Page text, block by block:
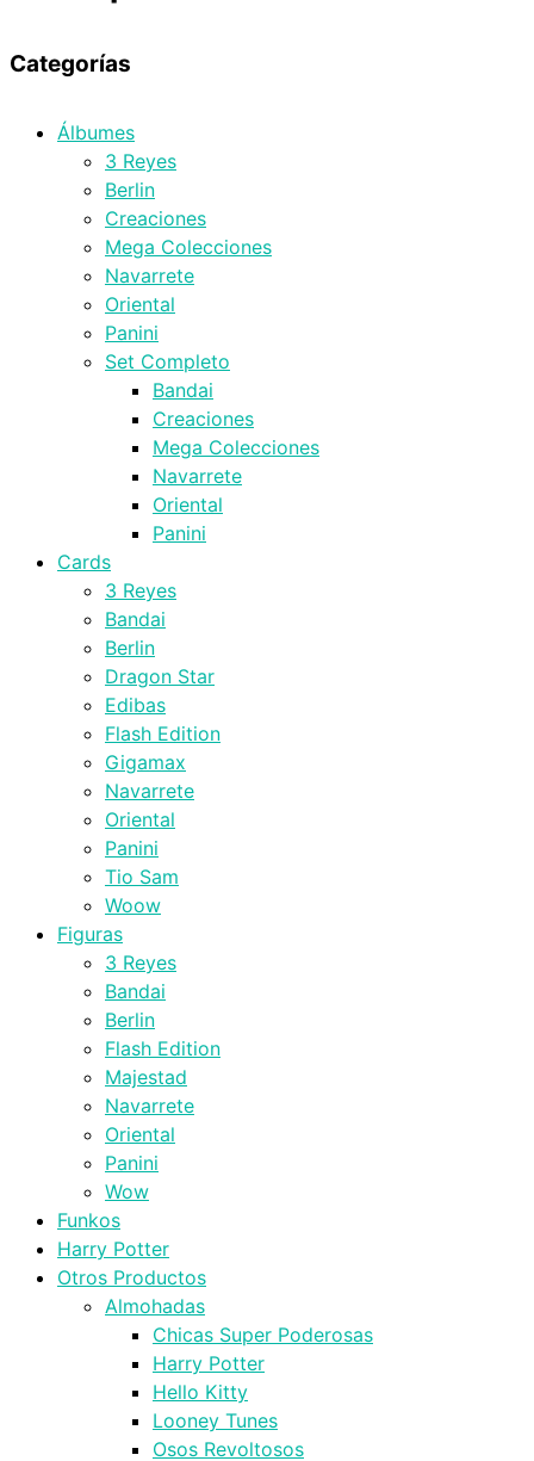
Categorías
Álbumes
3 Reyes
Berlin
Creaciones
Mega Colecciones
Navarrete
Oriental
Panini
Set Completo
Bandai
Creaciones
Mega Colecciones
Navarrete
Oriental
Panini
Cards
3 Reyes
Bandai
Berlin
Dragon Star
Edibas
Flash Edition
Gigamax
Navarrete
Oriental
Panini
Tio Sam
Woow
Figuras
3 Reyes
Bandai
Berlin
Flash Edition
Majestad
Navarrete
Oriental
Panini
Wow
Funkos
Harry Potter
Otros Productos
Almohadas
Chicas Super Poderosas
Harry Potter
Hello Kitty
Looney Tunes
Osos Revoltosos